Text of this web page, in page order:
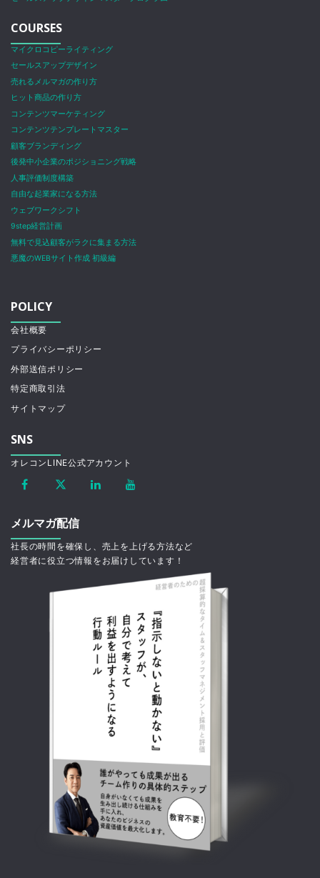
COURSES
マイクロコピーライティング
セールスアップデザイン
売れるメルマガの作り方
ヒット商品の作り方
コンテンツマーケティング
コンテンツテンプレートマスター
顧客ブランディング
後発中小企業のポジショニング戦略
人事評価制度構築
自由な起業家になる方法
ウェブワークシフト
9step経営計画
無料で見込顧客がラクに集まる方法
悪魔のWEBサイト作成 初級編
POLICY
会社概要
プライバシーポリシー
外部送信ポリシー
特定商取引法
サイトマップ
SNS
オレコンLINE公式アカウント
メルマガ配信
社長の時間を確保し、売上を上げる方法など
経営者に役立つ情報をお届けしています！